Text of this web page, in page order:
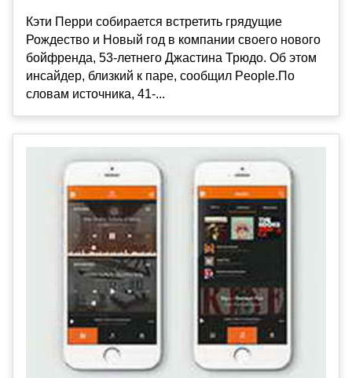
Кэти Перри собирается встретить грядущие
Рождество и Новый год в компании своего нового
бойфренда, 53-летнего Джастина Трюдо. Об этом
инсайдер, близкий к паре, сообщил People.По
словам источника, 41-...